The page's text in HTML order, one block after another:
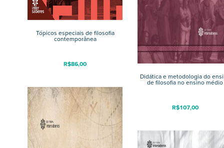
Tópicos especiais de filosofia
contemporânea
R$86,00
Didática e metodologia do
de filosofia no ensino médio
R$107,00